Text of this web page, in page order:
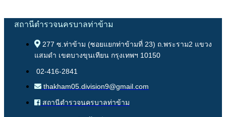
สถานีตำรวจนครบาลท่าข้าม
277 ซ.ท่าข้าม (ซอยแยกท่าข้ามที่ 23) ถ.พระราม2 แขวง
แสมดำ เขตบางขุนเทียน กรุงเทพฯ 10150
02-416-2841
thakham05.division9@gmail.com
สถานีตำรวจนครบาลท่าข้าม